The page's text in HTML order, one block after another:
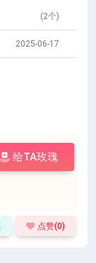
(2个)
2025-06-17
给TA玫瑰
点赞(0)